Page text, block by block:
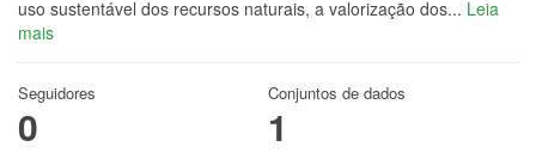
uso sustentável dos recursos naturais, a valorização dos... Leia
mais
Seguidores
0
Conjuntos de dados
1